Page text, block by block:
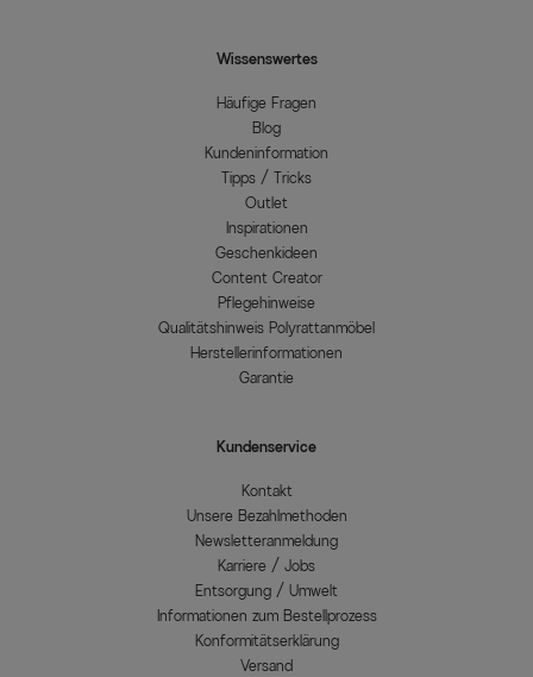
Wissenswertes
Häufige Fragen
Blog
Kundeninformation
Tipps / Tricks
Outlet
Inspirationen
Geschenkideen
Content Creator
Pflegehinweise
Qualitätshinweis Polyrattanmöbel
Herstellerinformationen
Garantie
Kundenservice
Kontakt
Unsere Bezahlmethoden
Newsletteranmeldung
Karriere / Jobs
Entsorgung / Umwelt
Informationen zum Bestellprozess
Konformitätserklärung
Versand